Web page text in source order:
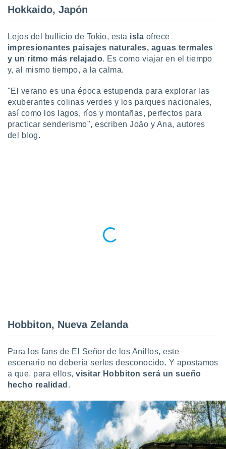
abono
únicos
como
este sitio
de
un
o acceder
datos
Hokkaido, Japón
Lejos del bullicio de Tokio, esta isla ofrece
impresionantes paisajes naturales, aguas termales
y un ritmo más relajado. Es como viajar en el tiempo
y, al mismo tiempo, a la calma.
"El verano es una época estupenda para explorar las
exuberantes colinas verdes y los parques nacionales,
así como los lagos, ríos y montañas, perfectos para
practicar senderismo", escriben João y Ana, autores
del blog.
Hobbiton, Nueva Zelanda
Para los fans de El Señor de los Anillos, este
escenario no debería serles desconocido. Y apostamos
a que, para ellos,visitar Hobbiton será un sueño
hecho realidad .